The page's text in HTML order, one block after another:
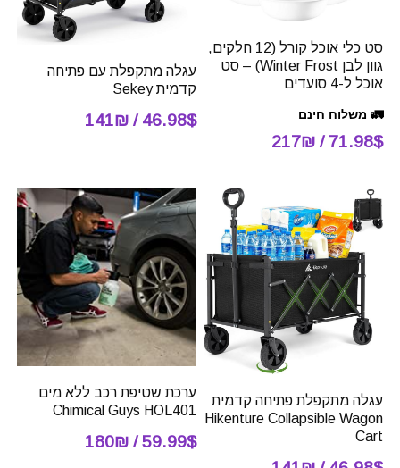
סט כלי אוכל קורל (12 חלקים,
גוון לבן Winter Frost) – סט
אוכל ל-4 סועדים
🚛 משלוח חינם
71.98$ / 217₪
עגלה מתקפלת עם פתיחה
קדמית Sekey
46.98$ / 141₪
עגלה מתקפלת פתיחה קדמית
Hikenture Collapsible Wagon
Cart
ערכת שטיפת רכב ללא מים
Chimical Guys HOL401
59.99$ / 180₪